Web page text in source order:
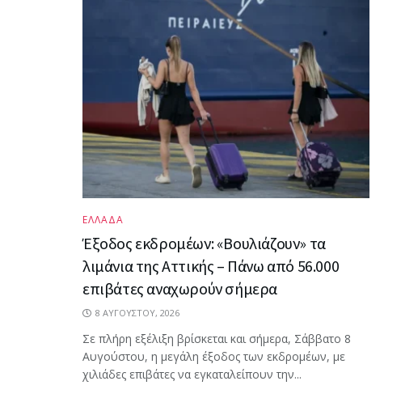
ΕΛΛΑΔΑ
Έξοδος εκδρομέων: «Βουλιάζουν» τα
λιμάνια της Αττικής – Πάνω από 56.000
επιβάτες αναχωρούν σήμερα
8 ΑΥΓΟΎΣΤΟΥ, 2026
Σε πλήρη εξέλιξη βρίσκεται και σήμερα, Σάββατο 8
Αυγούστου, η μεγάλη έξοδος των εκδρομέων, με
χιλιάδες επιβάτες να εγκαταλείπουν την...